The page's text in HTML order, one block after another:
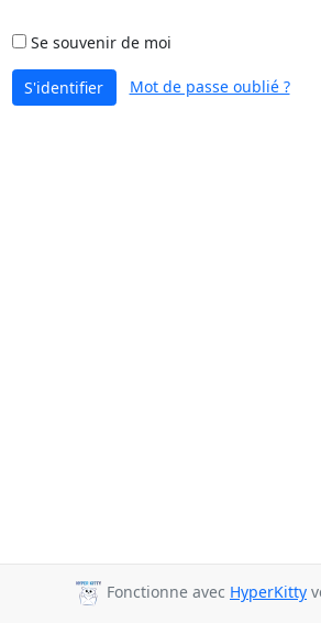
Se souvenir de moi
S'identifier Mot de passe oublié ?
Fonctionne avec HyperKitty